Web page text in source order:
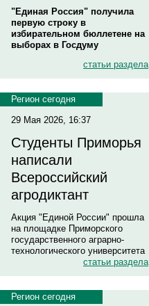
"Единая Россия" получила
первую строку в
избирательном бюллетене на
выборах в Госдуму
статьи раздела
Регион сегодня
29 Мая 2026, 16:37
Студенты Приморья
написали
Всероссийский
агродиктант
Акция "Единой России" прошла
на площадке Приморского
государственного аграрно-
технологического университета
статьи раздела
Регион сегодня